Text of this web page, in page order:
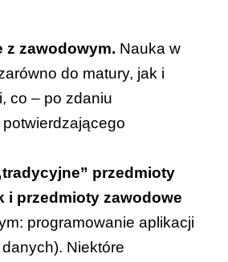
z zawodowym. Nauka w
do matury, jak i
co – po zdaniu
przedmioty
i przedmioty zawodowe
programowanie aplikacji
Niektóre